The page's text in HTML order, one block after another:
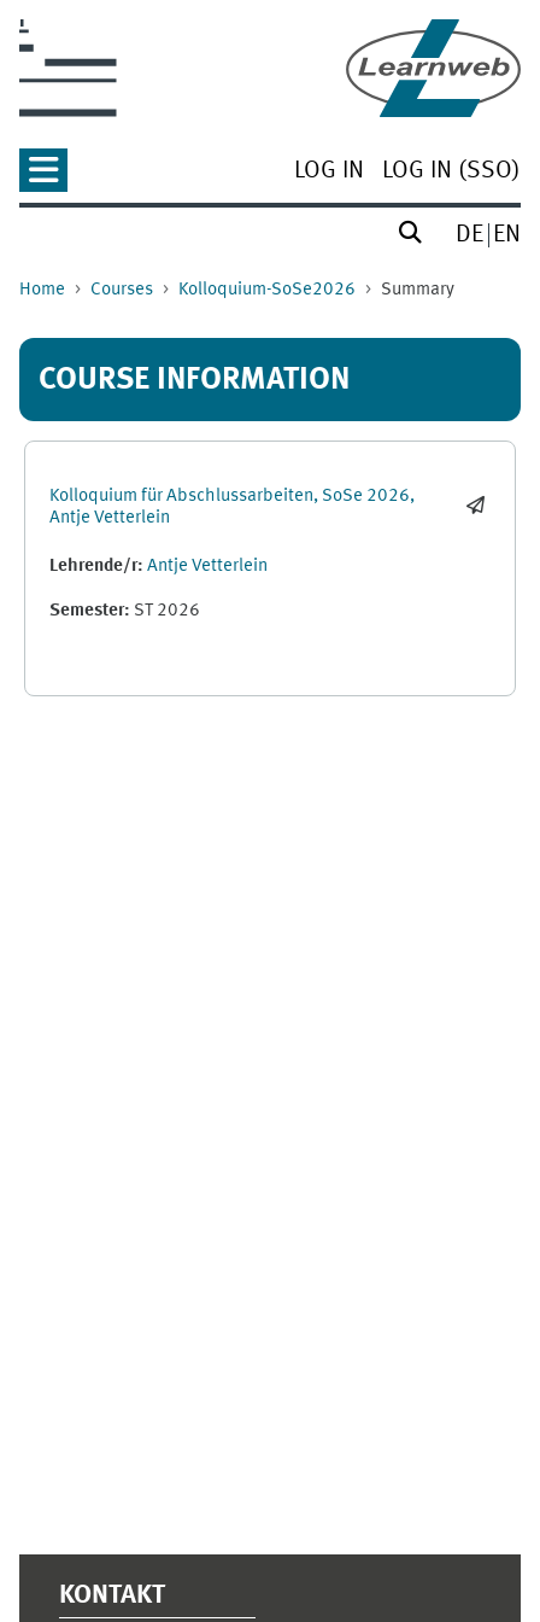
LOG IN LOG IN (SSO)
DE EN
Home Courses Kolloquium-SoSe2026 Summary
COURSE INFORMATION
Kolloquium für Abschlussarbeiten, SoSe 2026,
Antje Vetterlein
Lehrende/r: Antje Vetterlein
Semester: ST 2026
KONTAKT